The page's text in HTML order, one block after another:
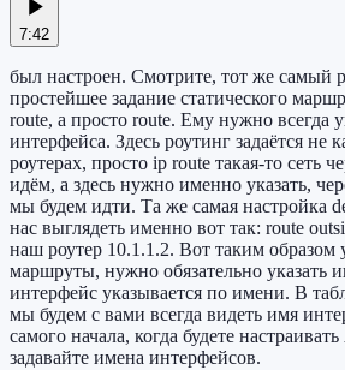
7:42
был настроен. Смотрите, тот же самый
простейшее задание статического
route, а просто route. Ему нужно всегда
интерфейса. Здесь роутинг задаётся не
роутерах, просто ip route такая-то сеть
идём, а здесь нужно именно указать,
мы будем идти. Та же самая настройка
нас выглядеть именно вот так: route
наш роутер 10.1.1.2. Вот таким образом
маршруты, нужно обязательно указать
интерфейс указывается по имени. В
мы будем с вами всегда видеть имя
самого начала, когда будете
задавайте имена интерфейсов.